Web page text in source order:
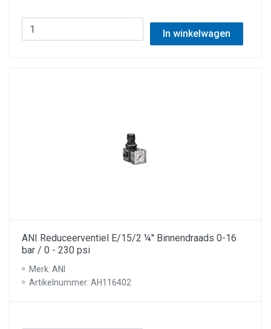
In winkelwagen
ANI Reduceerventiel E/15/2 ¼'' Binnendraads 0-16
bar / 0 - 230 psi
Merk: ANI
Artikelnummer: AH116402